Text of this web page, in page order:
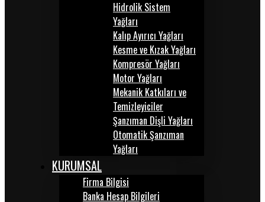
Hidrolik Sistem
Yağları
Kalıp Ayırıcı Yağları
Kesme ve Kızak Yağları
Kompresör Yağları
Motor Yağları
Mekanik Katkıları ve
Temizleyiciler
Şanzıman Dişli Yağları
Otomatik Şanzıman
Yağları
KURUMSAL
Firma Bilgisi
Banka Hesap Bilgileri